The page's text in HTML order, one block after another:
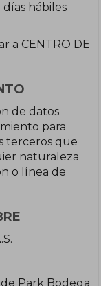
hábiles
a CENTRO DE
de datos
para
terceros que
naturaleza
o línea de
Park Bodega